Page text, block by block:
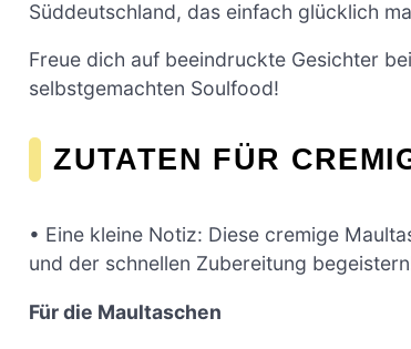
Süddeutschland, das einfach glücklich
Freue dich auf beeindruckte Gesichter
selbstgemachten Soulfood!
ZUTATEN FÜR
• Eine kleine Notiz: Diese cremige
und der schnellen Zubereitung
Für die Maultaschen